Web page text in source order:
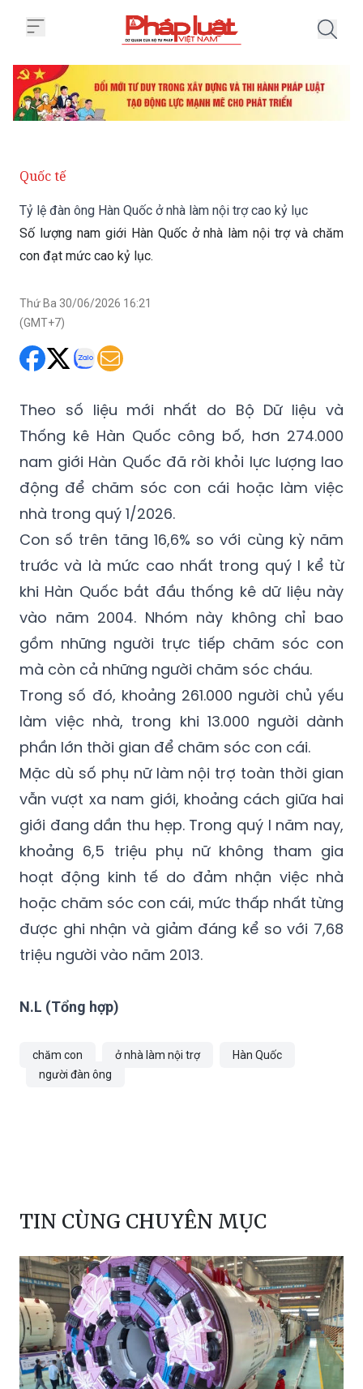
Quốc tế
Tỷ lệ đàn ông Hàn Quốc ở nhà làm nội trợ cao kỷ lục
Số lượng nam giới Hàn Quốc ở nhà làm nội trợ và chăm
con đạt mức cao kỷ lục.
Thứ Ba 30/06/2026 16:21
(GMT+7)
Theo số liệu mới nhất do Bộ Dữ liệu và
Thống kê Hàn Quốc công bố, hơn 274.000
nam giới Hàn Quốc đã rời khỏi lực lượng lao
động để chăm sóc con cái hoặc làm việc
nhà trong quý 1/2026.
Con số trên tăng 16,6% so với cùng kỳ năm
trước và là mức cao nhất trong quý I kể từ
khi Hàn Quốc bắt đầu thống kê dữ liệu này
vào năm 2004. Nhóm này không chỉ bao
gồm những người trực tiếp chăm sóc con
mà còn cả những người chăm sóc cháu.
Trong số đó, khoảng 261.000 người chủ yếu
làm việc nhà, trong khi 13.000 người dành
phần lớn thời gian để chăm sóc con cái.
Mặc dù số phụ nữ làm nội trợ toàn thời gian
vẫn vượt xa nam giới, khoảng cách giữa hai
giới đang dần thu hẹp. Trong quý I năm nay,
khoảng 6,5 triệu phụ nữ không tham gia
hoạt động kinh tế do đảm nhận việc nhà
hoặc chăm sóc con cái, mức thấp nhất từng
được ghi nhận và giảm đáng kể so với 7,68
triệu người vào năm 2013.
N.L (Tổng hợp)
chăm con ở nhà làm nội trợ
Hàn Quốc
người đàn ông
TIN CÙNG CHUYÊN MỤC